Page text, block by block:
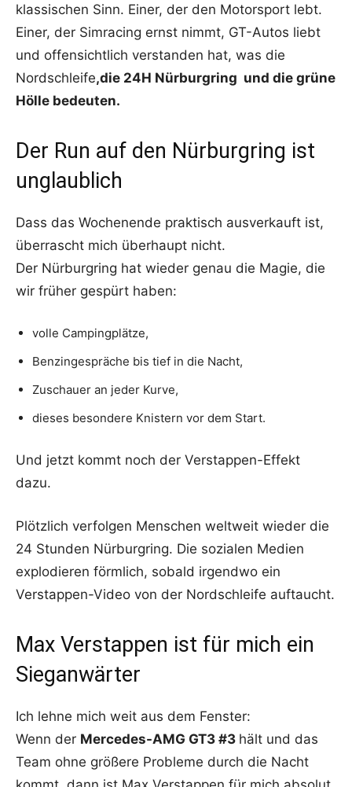
klassischen Sinn. Einer, der den Motorsport lebt.
Einer, der Simracing ernst nimmt, GT-Autos liebt
und offensichtlich verstanden hat, was die
Nordschleife,die 24H Nürburgring und die grüne
Hölle bedeuten.
Der Run auf den Nürburgring ist
unglaublich
Dass das Wochenende praktisch ausverkauft ist,
überrascht mich überhaupt nicht.
Der Nürburgring hat wieder genau die Magie, die
wir früher gespürt haben:
volle Campingplätze,
Benzingespräche bis tief in die Nacht,
Zuschauer an jeder Kurve,
dieses besondere Knistern vor dem Start.
Und jetzt kommt noch der Verstappen-Effekt
dazu.
Plötzlich verfolgen Menschen weltweit wieder die
24 Stunden Nürburgring. Die sozialen Medien
explodieren förmlich, sobald irgendwo ein
Verstappen-Video von der Nordschleife auftaucht.
Max Verstappen ist für mich ein
Sieganwärter
Ich lehne mich weit aus dem Fenster:
Wenn der Mercedes-AMG GT3 #3 hält und das
Team ohne größere Probleme durch die Nacht